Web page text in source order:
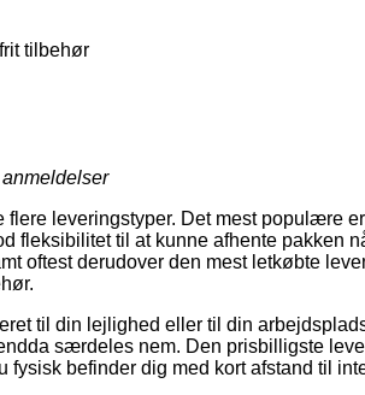
tilbehør
leveringstyper. Det mest populære
fleksibilitet til at kunne afhente pakken
oftest derudover den mest letkøbte
til din lejlighed eller til din
særdeles nem. Den prisbilligste
fysisk befinder dig med kort afstand til